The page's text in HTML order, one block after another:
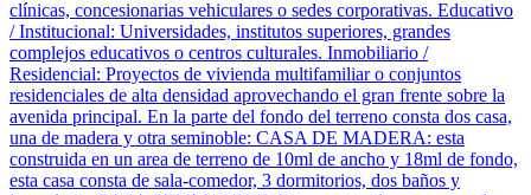
clínicas, concesionarias vehiculares o sedes corporativas. Educativo
/ Institucional: Universidades, institutos superiores, grandes
complejos educativos o centros culturales. Inmobiliario /
Residencial: Proyectos de vivienda multifamiliar o conjuntos
residenciales de alta densidad aprovechando el gran frente sobre la
avenida principal. En la parte del fondo del terreno consta dos casa,
una de madera y otra seminoble: CASA DE MADERA: esta
construida en un area de terreno de 10ml de ancho y 18ml de fondo,
esta casa consta de sala-comedor, 3 dormitorios, dos baños y